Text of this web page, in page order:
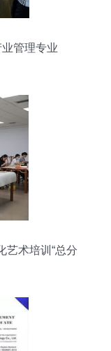
管理专业
艺术培训“总分